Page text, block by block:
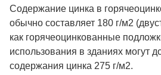
Содержание цинка в
обычно составляет 180 г/м2
как горячеоцинкованные
использования в зданиях могут
содержания цинка 275 г/м2.